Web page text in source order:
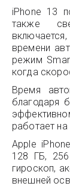
iPhone 13
также
времени
режим
когда
Время
благодаря
работает
Apple
128 ГБ,
гироскоп,
внешней